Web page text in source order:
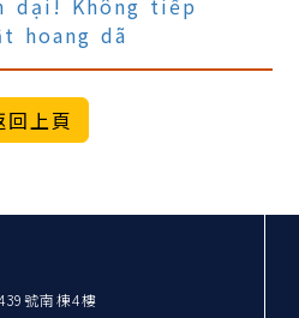
dại! Không tiếp
hoang dã
號南棟4樓